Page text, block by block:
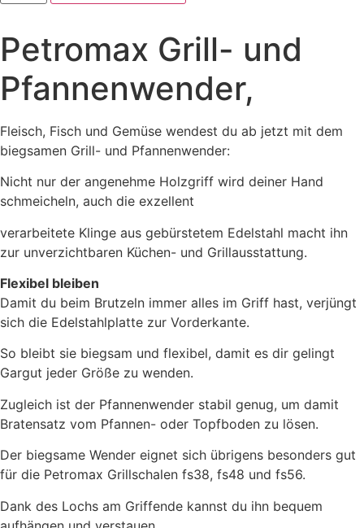
Petromax Grill- und
Pfannenwender,
Fleisch, Fisch und Gemüse wendest du ab jetzt mit dem
biegsamen Grill- und Pfannenwender:
Nicht nur der angenehme Holzgriff wird deiner Hand
schmeicheln, auch die exzellent
verarbeitete Klinge aus gebürstetem Edelstahl macht ihn
zur unverzichtbaren Küchen- und Grillausstattung.
Flexibel bleiben
Damit du beim Brutzeln immer alles im Griff hast, verjüngt
sich die Edelstahlplatte zur Vorderkante.
So bleibt sie biegsam und flexibel, damit es dir gelingt
Gargut jeder Größe zu wenden.
Zugleich ist der Pfannenwender stabil genug, um damit
Bratensatz vom Pfannen- oder Topfboden zu lösen.
Der biegsame Wender eignet sich übrigens besonders gut
für die Petromax Grillschalen fs38, fs48 und fs56.
Dank des Lochs am Griffende kannst du ihn bequem